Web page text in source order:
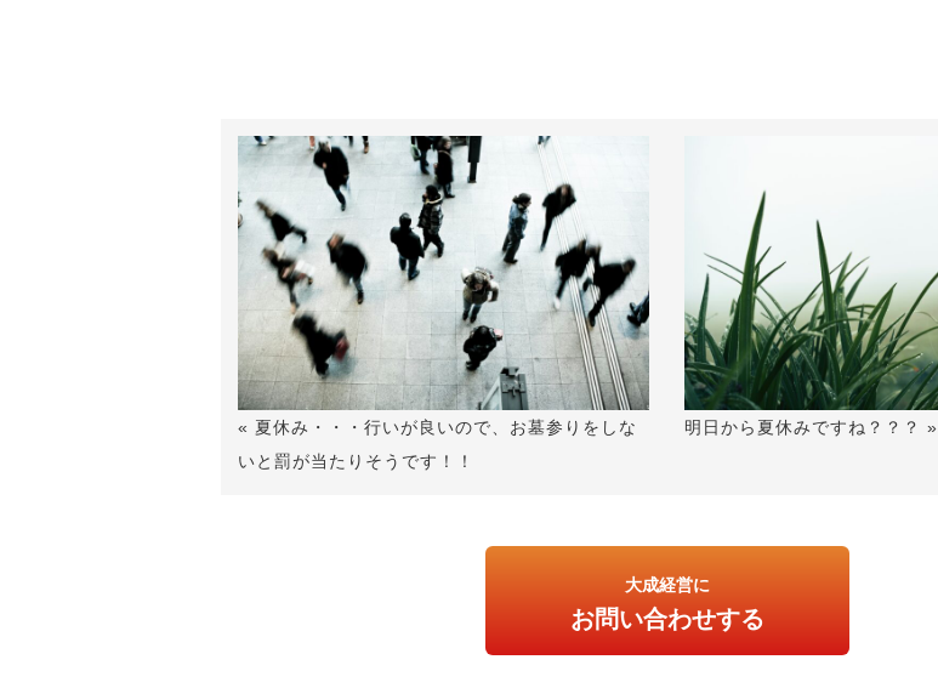
« 夏休み・・・行いが良いので、お墓参りをしな
いと罰が当たりそうです！！
明日から夏休みですね？？？ »
大成経営に
お問い合わせする